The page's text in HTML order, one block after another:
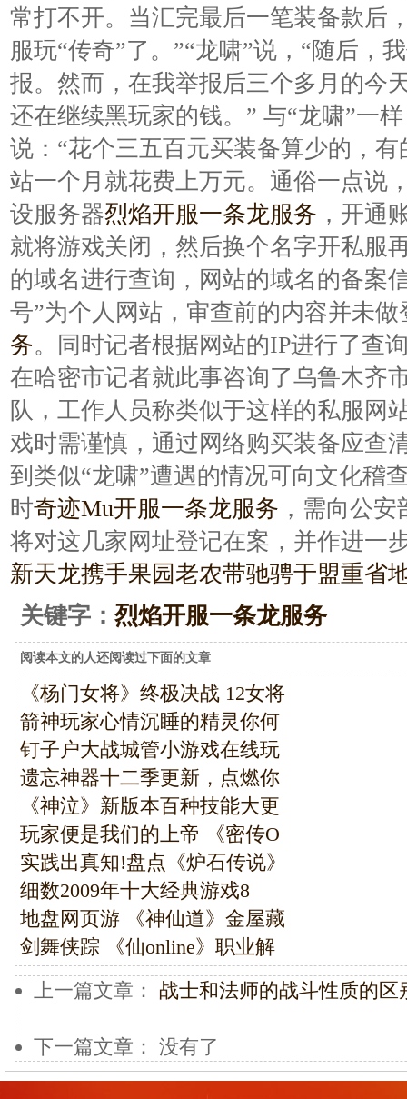
常打不开。当汇完最后一笔装备款后
服玩“传奇”了。”“龙啸”说，“随后，
报。然而，在我举报后三个多月的今
还在继续黑玩家的钱。” 与“龙啸”一
说：“花个三五百元买装备算少的，
站一个月就花费上万元。通俗一点说
设服务器烈焰开服一条龙服务 ，开通
就将游戏关闭，然后换个名字开私服
的域名进行查询，网站的域名的备案
号”为个人网站，审查前的内容并未做
务。同时记者根据网站的IP进行了查
在哈密市记者就此事咨询了乌鲁木齐
队，工作人员称类似于这样的私服网
戏时需谨慎，通过网络购买装备应查
到类似“龙啸”遭遇的情况可向文化稽
时奇迹Mu开服一条龙服务 ，需向公
将对这几家网址登记在案，并作进一
新天龙携手果园老农带驰骋于盟重省
关键字： 烈焰开服一条龙服务
阅读本文的人还阅读过下面的文章
《杨门女将》终极决战 12女将
箭神玩家心情沉睡的精灵你何
钉子户大战城管小游戏在线玩
遗忘神器十二季更新，点燃你
《神泣》新版本百种技能大更
玩家便是我们的上帝 《密传O
实践出真知!盘点《炉石传说》
细数2009年十大经典游戏8
地盘网页游 《神仙道》金屋藏
剑舞侠踪 《仙online》职业解
上一篇文章： 战士和法师的战斗性质的区
下一篇文章： 没有了